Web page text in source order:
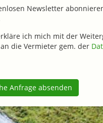
Newsletter
ich mich mit der
die Vermieter gem. der
Anfrage absenden